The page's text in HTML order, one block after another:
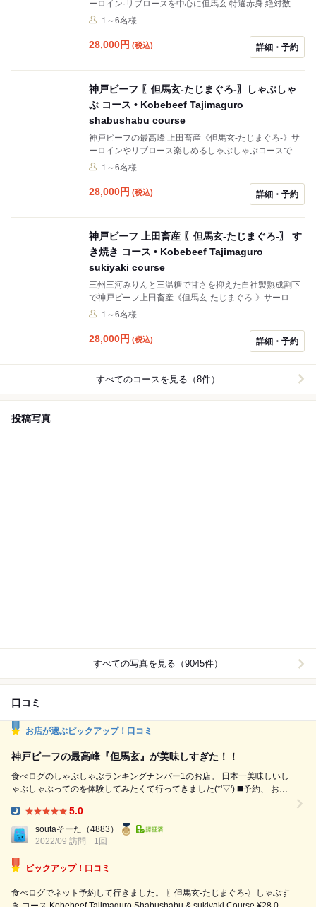
ーロイン·リブロースを中心に但馬玄 特選赤身 絶対数不
足で希少な 但馬牛タンを中心のコースです。 熟成ぽん酢
ぶです。 白神山地の天然水に天然真昆布と特選利尻昆布
を18時間入れ水だしし、キレのある旨味が詰まったお出
1～6名様
28,000円 (税込) 詳細・予約
神戸ビーフ 〖但馬玄-たじまぐろ-〗しゃぶしゃ
ぶ コース • Kobebeef Tajimaguro
shabushabu course
神戸ビーフの最高峰 上田畜産《但馬玄-たじまぐろ-》サ
ーロインやリブロース楽しめるしゃぶしゃぶコースです
熟成ぽん酢と自家製ゴマだれが良く合う濃厚昆布出汁の
尻昆布を18時間入れ水だしし、キレのある旨味が詰まっ
1～6名様
28,000円 (税込) 詳細・予約
神戸ビーフ 上田畜産 〖但馬玄-たじまぐろ-〗 す
き焼き コース • Kobebeef Tajimaguro
sukiyaki course
三州三河みりんと三温糖で甘さを抑えた自社製熟成割下
で神戸ビーフ上田畜産《但馬玄-たじまぐろ-》サーロイ
ンのすき焼きコースです 田中農場の卵も濃厚ですき焼き
頂戴しております。
1～6名様
28,000円 (税込) 詳細・予約
すべてのコースを見る（8件）
投稿写真
すべての写真を見る（9045件）
口コミ
お店が選ぶピックアップ！口コミ
神戸ビーフの最高峰『但馬玄』が美味しすぎた！！
食べログのしゃぶしゃぶランキングナンバー1のお店。 日本一美味しいし
ゃぶしゃぶってのを体験してみたくて行ってきました(*'▽') ◼️予約、 お一
来ました。 それも予約した一つの理由ですね(^^) ◼️場所、 大久保の韓国
料理のお店が並ぶ中に急にちゃんとした雰囲気のお店が出てきてビックリ
します(笑) ◼...
5.0
soutaそーた （4883）
2022/09 訪問
1回
ピックアップ！口コミ
食べログでネット予約して行きました。 〖但馬玄-たじまぐろ-〗しゃぶす